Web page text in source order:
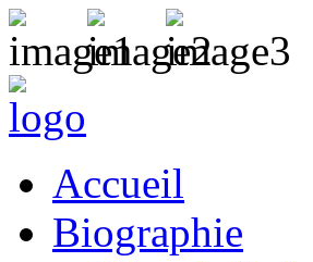
Accueil
Biographie